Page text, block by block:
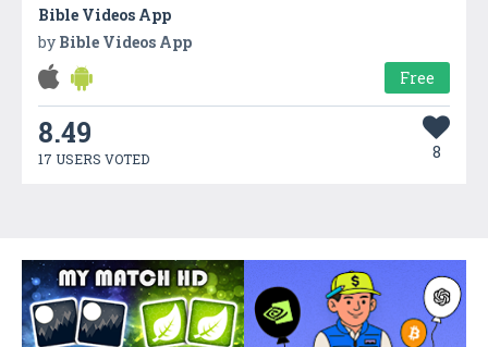
Bible Videos App
by Bible Videos App
Free
8.49
17 USERS VOTED 8